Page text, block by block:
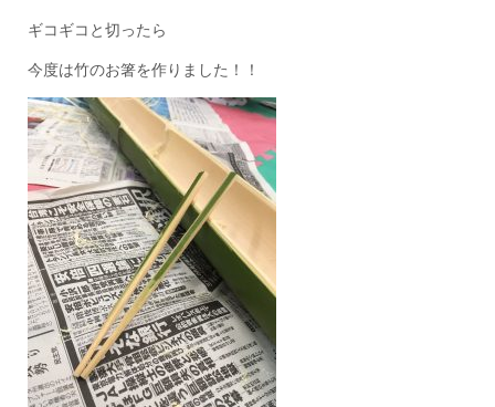
ギコギコと切ったら
今度は竹のお箸を作りました！！